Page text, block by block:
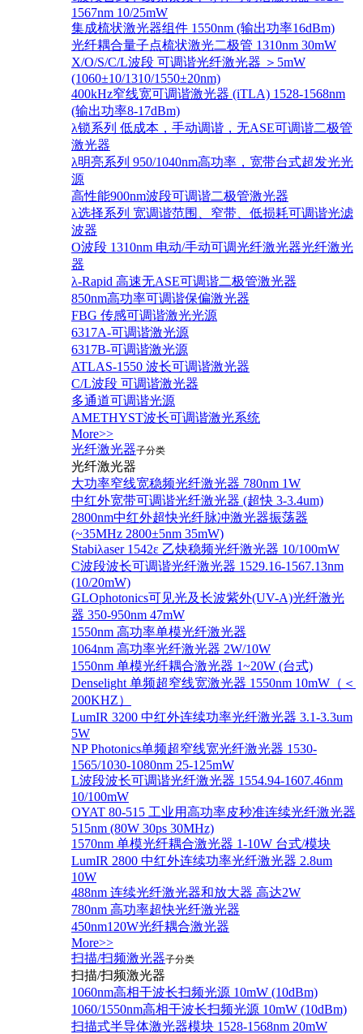
1567nm 10/25mW
集成梳状激光器组件 1550nm (输出功率16dBm)
光纤耦合量子点梳状激光二极管 1310nm 30mW
X/O/S/C/L波段 可调谐光纤激光器 ＞5mW
(1060±10/1310/1550±20nm)
400kHz窄线宽可调谐激光器 (iTLA) 1528-1568nm
(输出功率8-17dBm)
λ锁系列 低成本，手动调谐，无ASE可调谐二极管
激光器
λ明亮系列 950/1040nm高功率，宽带台式超发光光
源
高性能900nm波段可调谐二极管激光器
λ选择系列 宽调谐范围、窄带、低损耗可调谐光滤
波器
O波段 1310nm 电动/手动可调光纤激光器光纤激光
器
λ-Rapid 高速无ASE可调谐二极管激光器
850nm高功率可调谐保偏激光器
FBG 传感可调谐激光光源
6317A-可调谐激光源
6317B-可调谐激光源
ATLAS-1550 波长可调谐激光器
C/L波段 可调谐激光器
多通道可调谐光源
AMETHYST波长可调谐激光系统
More>>
光纤激光器子分类
光纤激光器
大功率窄线宽稳频光纤激光器 780nm 1W
中红外宽带可调谐光纤激光器 (超快 3-3.4um)
2800nm中红外超快光纤脉冲激光器振荡器
(~35MHz 2800±5nm 35mW)
Stabiλaser 1542ε 乙炔稳频光纤激光器 10/100mW
C波段波长可调谐光纤激光器 1529.16-1567.13nm
(10/20mW)
GLOphotonics可见光及长波紫外(UV-A)光纤激光
器 350-950nm 47mW
1550nm 高功率单模光纤激光器
1064nm 高功率光纤激光器 2W/10W
1550nm 单模光纤耦合激光器 1~20W (台式)
Denselight 单频超窄线宽激光器 1550nm 10mW（＜
200KHZ）
LumIR 3200 中红外连续功率光纤激光器 3.1-3.3um
5W
NP Photonics单频超窄线宽光纤激光器 1530-
1565/1030-1080nm 25-125mW
L波段波长可调谐光纤激光器 1554.94-1607.46nm
10/100mW
OYAT 80-515 工业用高功率皮秒准连续光纤激光器
515nm (80W 30ps 30MHz)
1570nm 单模光纤耦合激光器 1-10W 台式/模块
LumIR 2800 中红外连续功率光纤激光器 2.8um
10W
488nm 连续光纤激光器和放大器 高达2W
780nm 高功率超快光纤激光器
450nm120W光纤耦合激光器
More>>
扫描/扫频激光器子分类
扫描/扫频激光器
1060nm高相干波长扫频光源 10mW (10dBm)
1060/1550nm高相干波长扫频光源 10mW (10dBm)
扫描式半导体激光器模块 1528-1568nm 20mW